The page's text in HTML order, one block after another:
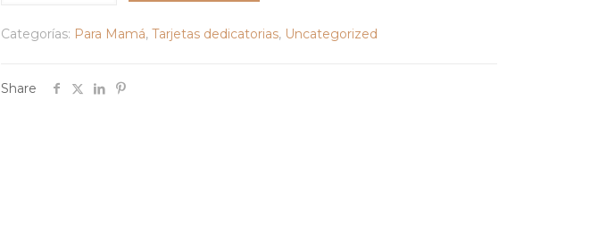
Día
las
Categorías: Para Mamá, Tarjetas dedicatorias, Uncategorized
Share